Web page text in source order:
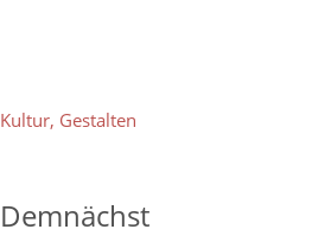
Kultur, Gestalten
Demnächst